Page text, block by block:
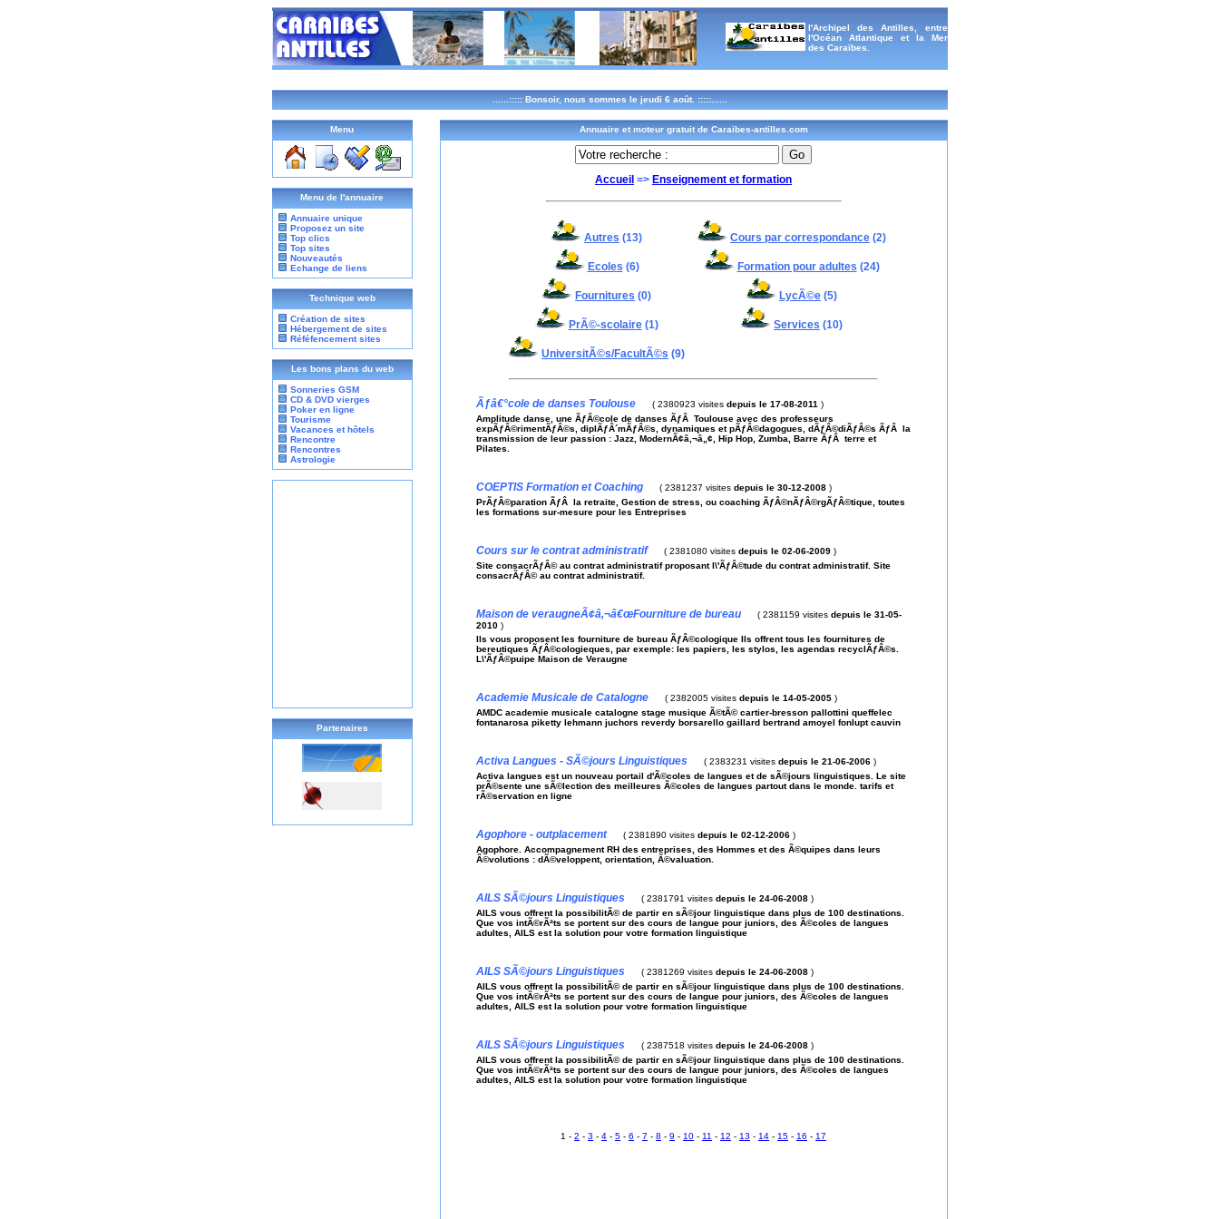
l'Archipel des Antilles, entre
l'Océan Atlantique et la Mer
des Caraïbes.
......::::: Bonsoir, nous sommes le jeudi 6 août. :::::......
Menu
Menu de l'annuaire
Annuaire unique
Proposez un site
Top clics
Top sites
Nouveautés
Echange de liens
Technique web
Création de sites
Hébergement de sites
Réféfencement sites
Les bons plans du web
Sonneries GSM
CD & DVD vierges
Poker en ligne
Tourisme
Vacances et hôtels
Rencontre
Rencontres
Astrologie
Partenaires
Annuaire et moteur gratuit de Caraibes-antilles.com
Accueil => Enseignement et formation
Autres (13) Cours par correspondance (2)
Ecoles (6) Formation pour adultes (24)
Fournitures (0) LycÃ©e (5)
PrÃ©-scolaire (1) Services (10)
UniversitÃ©s/FacultÃ©s (9)
Ãƒâ€°cole de danses Toulouse(2380923 visites depuis le 17-08-2011 )
Amplitude danse, une ÃƒÂ©cole de danses ÃƒÂ Toulouse avec des professeurs
expÃƒÂ©rimentÃƒÂ©s, diplÃƒÂ´mÃƒÂ©s, dynamiques et pÃƒÂ©dagogues, dÃƒÂ©diÃƒÂ©s ÃƒÂ la
transmission de leur passion : Jazz, ModernÃ¢â‚¬â„¢, Hip Hop, Zumba, Barre ÃƒÂ terre et
Pilates.
COEPTIS Formation et Coaching(2381237 visites depuis le 30-12-2008)
PrÃƒÂ©paration ÃƒÂ la retraite, Gestion de stress, ou coaching ÃƒÂ©nÃƒÂ©rgÃƒÂ©tique, toutes
les formations sur-mesure pour les Entreprises
Cours sur le contrat administratif(2381080 visites depuis le 02-06-2009)
Site consacrÃƒÂ© au contrat administratif proposant l\'ÃƒÂ©tude du contrat administratif. Site
consacrÃƒÂ© au contrat administratif.
Maison de veraugneÃ¢â‚¬â€œFourniture de bureau(2381159 visites depuis le 31-05-
2010)
Ils vous proposent les fourniture de bureau ÃƒÂ©cologique Ils offrent tous les fournitures de
bereutiques ÃƒÂ©cologieques, par exemple: les papiers, les stylos, les agendas recyclÃƒÂ©s.
L\'ÃƒÂ©puipe Maison de Veraugne
Academie Musicale de Catalogne(2382005 visites depuis le 14-05-2005)
AMDC academie musicale catalogne stage musique Ã©tÃ© cartier-bresson pallottini queffelec
fontanarosa piketty lehmann juchors reverdy borsarello gaillard bertrand amoyel fonlupt cauvin
Activa Langues - SÃ©jours Linguistiques (2383231 visites depuis le 21-06-2006)
Activa langues est un nouveau portail d'Ã©coles de langues et de sÃ©jours linguistiques. Le site
prÃ©sente une sÃ©lection des meilleures Ã©coles de langues partout dans le monde. tarifs et
rÃ©servation en ligne
Agophore - outplacement(2381890 visites depuis le 02-12-2006)
Agophore. Accompagnement RH des entreprises, des Hommes et des Ã©quipes dans leurs
Ã©volutions : dÃ©veloppent, orientation, Ã©valuation.
AILS SÃ©jours Linguistiques (2381791 visites depuis le 24-06-2008)
AILS vous offrent la possibilitÃ© de partir en sÃ©jour linguistique dans plus de 100 destinations.
Que vos intÃ©rÃªts se portent sur des cours de langue pour juniors, des Ã©coles de langues
adultes, AILS est la solution pour votre formation linguistique
AILS SÃ©jours Linguistiques (2381269 visites depuis le 24-06-2008)
AILS vous offrent la possibilitÃ© de partir en sÃ©jour linguistique dans plus de 100 destinations.
Que vos intÃ©rÃªts se portent sur des cours de langue pour juniors, des Ã©coles de langues
adultes, AILS est la solution pour votre formation linguistique
AILS SÃ©jours Linguistiques (2387518 visites depuis le 24-06-2008)
AILS vous offrent la possibilitÃ© de partir en sÃ©jour linguistique dans plus de 100 destinations.
Que vos intÃ©rÃªts se portent sur des cours de langue pour juniors, des Ã©coles de langues
adultes, AILS est la solution pour votre formation linguistique
1 - 2 - 3 - 4 - 5 - 6 - 7 - 8 - 9 - 10 - 11 - 12 - 13 - 14 - 15 - 16 - 17